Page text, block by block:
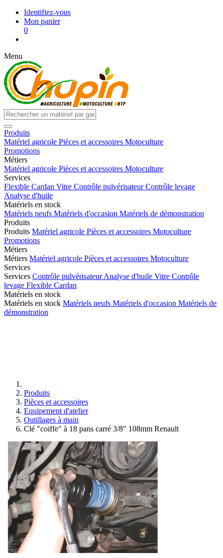
Identifiez-vous
Mon panier
0
Menu
Produits
Matériel agricole Pièces et accessoires Motoculture
Promotions
Métiers
Matériel agricole Pièces et accessoires Motoculture
Services
Flexible Cardan Vitre Contrôle pulvérisateurContrôle levage
Analyse d'huile
Matériels en stock
Matériels neufs Matériels d'occasion Matériels de démonstration
Produits
Produits Matériel agricole Pièces et accessoires Motoculture
Promotions
Métiers
Métiers Matériel agricole Pièces et accessoires Motoculture
Services
Services Contrôle pulvérisateurAnalyse d'huile Vitre Contrôle
levage Flexible Cardan
Matériels en stock
Matériels en stock Matériels neufs Matériels d'occasion Matériels de
démonstration
Produits
Pièces et accessoires
Equipement d'atelier
Outillages à main
Clé "coiffe" à 18 pans carré 3/8" 108mm Renault